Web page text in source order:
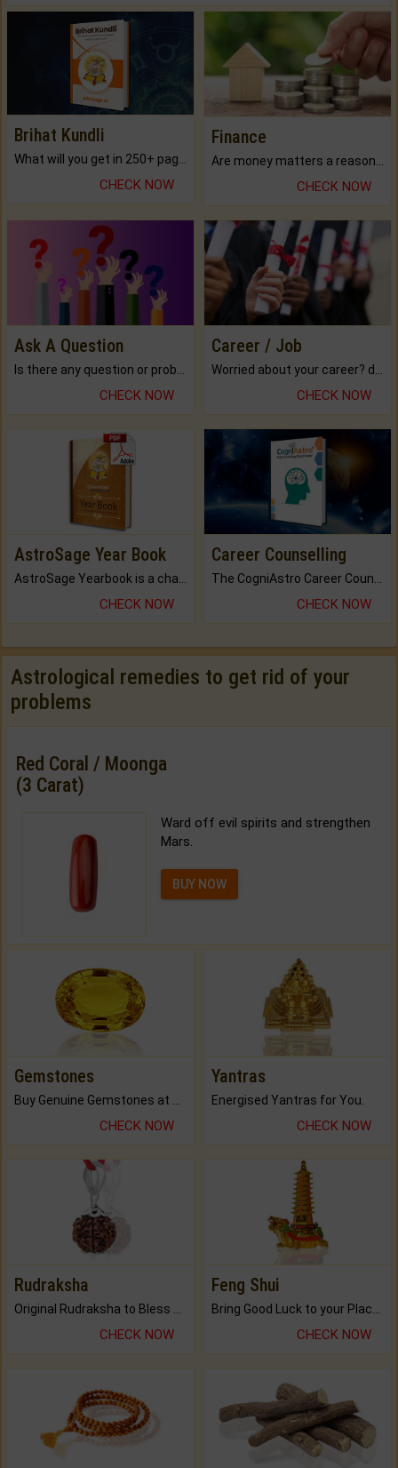
Brihat Kundli
CHECK NOW
Finance
CHECK NOW
Ask A Question
Is there any question or problem lingering.
CHECK NOW
Career / Job
Worried about your career? don't know what is.
CHECK NOW
AstroSage Year Book
AstroSage Yearbook is a channel to fulfill your dreams and destiny.
CHECK NOW
Career Counselling
The CogniAstro Career Counselling Report is the most comprehensive report available on this topic.
CHECK NOW
Astrological remedies to get rid of your
problems
Red Coral / Moonga
(3 Carat)
Ward off evil spirits and strengthen
Mars.
BUY NOW
Gemstones
CHECK NOW
Yantras
Energised Yantras for You.
CHECK NOW
Rudraksha
CHECK NOW
Feng Shui
CHECK NOW